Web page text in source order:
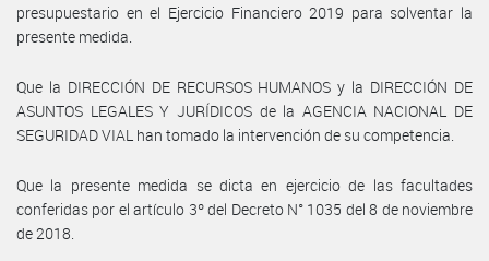
presupuestario en el Ejercicio Financiero 2019 para solventar la
presente medida.
Que la DIRECCIÓN DE RECURSOS HUMANOS y la DIRECCIÓN DE
ASUNTOS LEGALES Y JURÍDICOS de la AGENCIA NACIONAL DE
SEGURIDAD VIAL han tomado la intervención de su competencia.
Que la presente medida se dicta en ejercicio de las facultades
conferidas por el artículo 3º del Decreto N° 1035 del 8 de noviembre
de 2018.